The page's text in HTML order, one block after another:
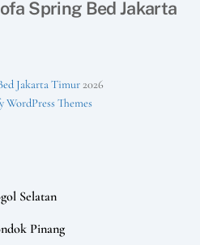
Spring Bed Jakarta
Jakarta Timur2026
WordPress Themes
Selatan
Pinang